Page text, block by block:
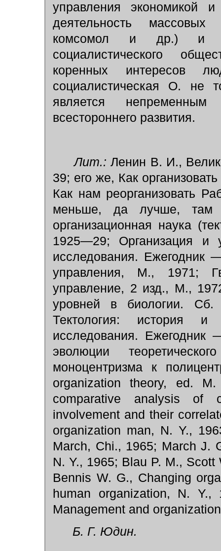
управления экономикой
деятельность
комсомол и др.) и
социалистического
коренных интересов
социалистическая О. не
является
всестороннего развития.
Лит.: Ленин В. И.,
39; его же, Как
Как нам реорганизовать
меньше, да лучше,
организационная наука
1925—29; Организация и
исследования.
управления, М., 1971;
управление, 2 изд., М.,
уровней в биологии.
Тектология: история
исследования.
эволюции
моноцентризма к
organization theory, ed.
comparative analysis of
involvement and their
organization man, N. Y.,
March, Chi., 1965; March J.
N. Y., 1965; Blau P. M.,
Bennis W. G., Changing
human organization, N.
Management and
Б. Г. Юдин.